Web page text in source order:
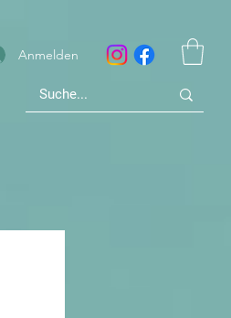
Anmelden